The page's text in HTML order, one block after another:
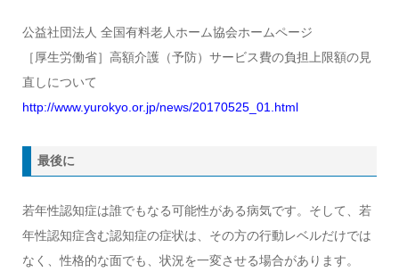
公益社団法人 全国有料老人ホーム協会ホームページ
［厚生労働省］高額介護（予防）サービス費の負担上限額の見
直しについて
http://www.yurokyo.or.jp/news/20170525_01.html
最後に
若年性認知症は誰でもなる可能性がある病気です。そして、若
年性認知症含む認知症の症状は、その方の行動レベルだけでは
なく、性格的な面でも、状況を一変させる場合があります。